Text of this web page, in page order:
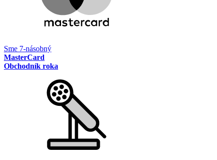
Sme 7-násobný
MasterCard
Obchodník roka